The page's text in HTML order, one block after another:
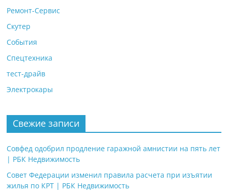
Ремонт-Сервис
Скутер
События
Спецтехника
тест-драйв
Электрокары
Свежие записи
Совфед одобрил продление гаражной амнистии на пять лет
| РБК Недвижимость
Совет Федерации изменил правила расчета при изъятии
жилья по КРТ | РБК Недвижимость